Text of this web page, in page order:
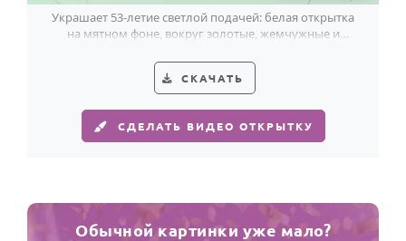
Украшает 53-летие светлой подачей: белая открытка
на мятном фоне, вокруг золотые, жемчужные и
СКАЧАТЬ
СДЕЛАТЬ ВИДЕО ОТКРЫТКУ
Обычной картинки уже мало?